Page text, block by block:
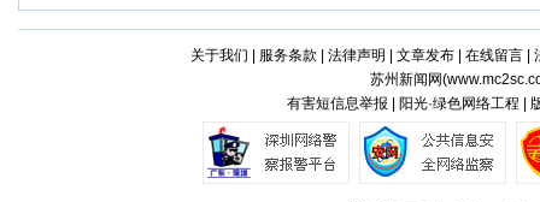
关于我们 服务条款 法律声明 文章发布| 在线留言|
苏州新闻网(
有害短信息举报 | 阳光·绿色网络工程 |